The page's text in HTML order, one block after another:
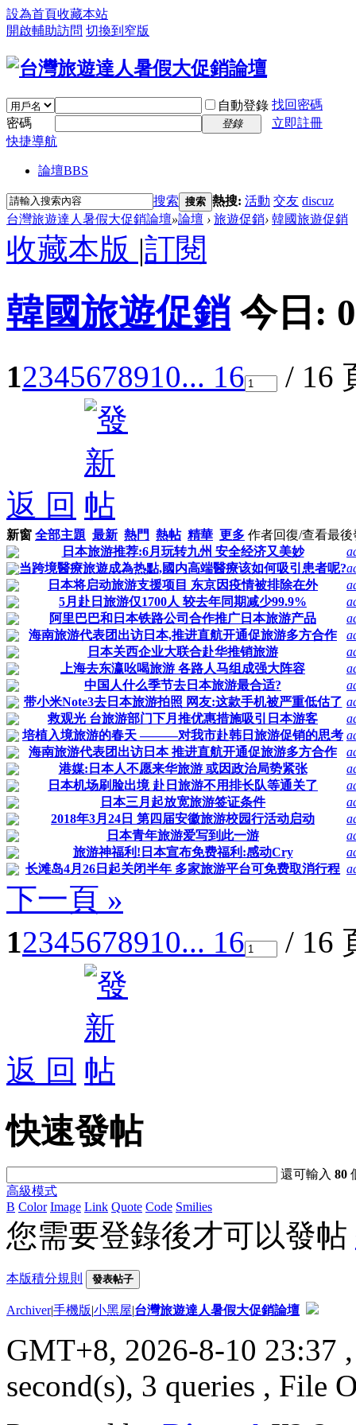
設為首頁收藏本站
開啟輔助訪問 切換到窄版
自動登錄 找回密碼
密碼
登錄
立即註冊
快捷導航
論壇BBS
搜索 搜索 熱搜: 活動 交友 discuz
台灣旅遊達人暑假大促銷論壇»論壇 › 旅遊促銷› 韓國旅遊促銷
收藏本版 |訂閱
韓國旅遊促銷 今日: 0
12345678910... 16 / 16
返 回
新窗 全部主題 最新 熱門 熱帖 精華 更多 作者回復/查看最後
日本旅游推荐:6月玩转九州 安全经济又美妙
当跨境醫療旅遊成為热點,國内高端醫療该如何吸引患者呢?
日本将启动旅游支援项目 东京因疫情被排除在外
5月赴日旅游仅1700人 较去年同期减少99.9%
阿里巴巴和日本铁路公司合作推广日本旅游产品
海南旅游代表团出访日本,推进直航开通促旅游多方合作
日本关西企业大联合赴华推销旅游
上海去东瀛吆喝旅游 各路人马组成强大阵容
中国人什么季节去日本旅游最合适?
带小米Note3去日本旅游拍照 网友:这款手机被严重低估了
救观光 台旅游部门下月推优惠措施吸引日本游客
培植入境旅游的春天 ———对我市赴韩日旅游促销的思考
海南旅游代表团出访日本 推进直航开通促旅游多方合作
港媒:日本人不愿来华旅游 或因政治局势紧张
日本机场刷脸出境 赴日旅游不用排长队等通关了
日本三月起放宽旅游签证条件
2018年3月24日 第四届安徽旅游校园行活动启动
日本青年旅游爱写到此一游
旅游神福利!日本宣布免费福利:感动Cry
长滩岛4月26日起关闭半年 多家旅游平台可免费取消行程
下一頁 »
12345678910... 16 / 16
返 回
快速發帖
還可輸入80
高級模式
B Color Image Link Quote Code Smilies
您需要登錄後才可以發帖
本版積分規則 發表帖子
Archiver|手機版|小黑屋|台灣旅遊達人暑假大促銷論壇
GMT+8, 2026-8-10 23:37
second(s), 3 queries , File